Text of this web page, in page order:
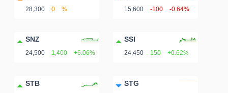
28,300 0 % 15,600 -100 -0.64%
SNZ
24,500 1,400 +6.06%
SSI
24,450 150 +0.62%
STB STG